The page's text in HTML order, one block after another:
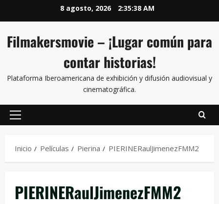
8 agosto, 2026 2:35:38 AM
Filmakersmovie – ¡Lugar común para
contar historias!
Plataforma Iberoamericana de exhibición y difusión audiovisual y
cinematográfica.
Inicio Películas Pierina PIERINERaulJimenezFMM2
PIERINERaulJimenezFMM2